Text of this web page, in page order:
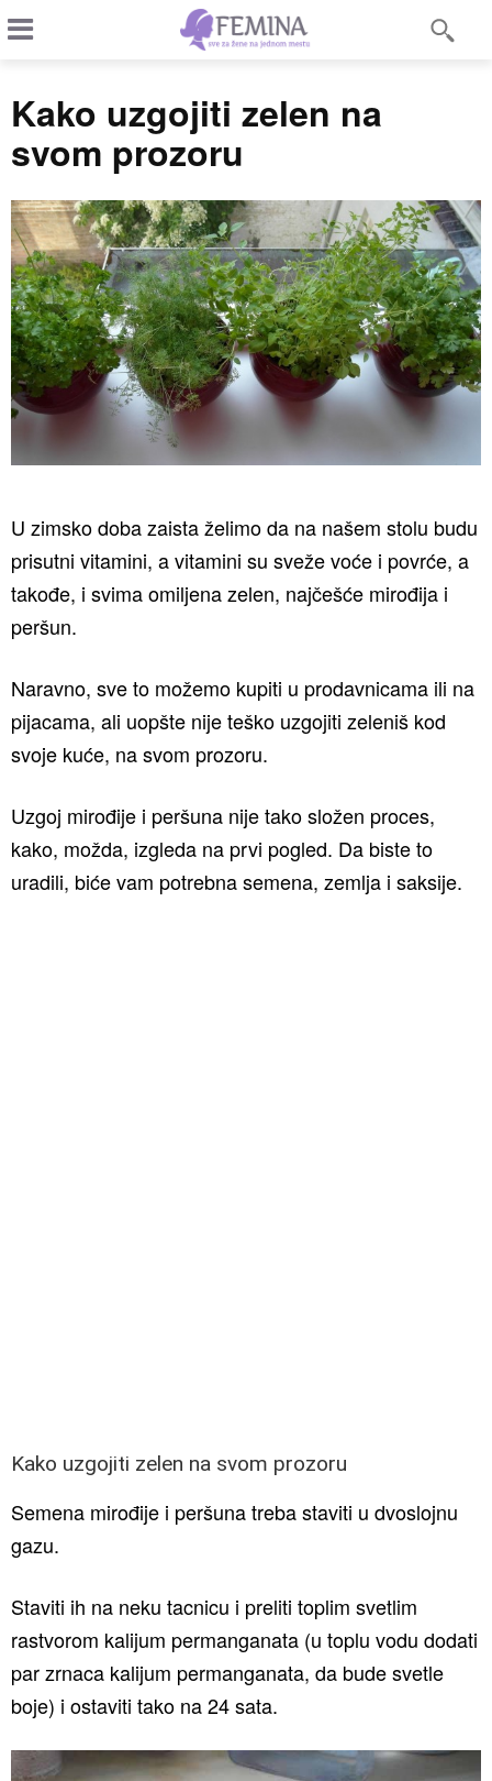
Kako uzgojiti zelen na
svom prozoru
U zimsko doba zaista želimo da na našem stolu budu
prisutni vitamini, a vitamini su sveže voće i povrće, a
takođe, i svima omiljena zelen, najčešće mirođija i
peršun.
Naravno, sve to možemo kupiti u prodavnicama ili na
pijacama, ali uopšte nije teško uzgojiti zeleniš kod
svoje kuće, na svom prozoru.
Uzgoj mirođije i peršuna nije tako složen proces,
kako, možda, izgleda na prvi pogled. Da biste to
uradili, biće vam potrebna semena, zemlja i saksije.
Kako uzgojiti zelen na svom prozoru
Semena mirođije i peršuna treba staviti u dvoslojnu
gazu.
Staviti ih na neku tacnicu i preliti toplim svetlim
rastvorom kalijum permanganata (u toplu vodu dodati
par zrnaca kalijum permanganata, da bude svetle
boje) i ostaviti tako na 24 sata.